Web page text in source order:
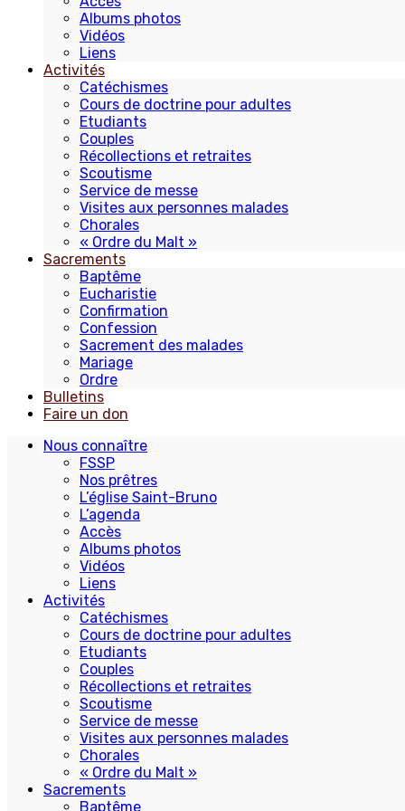
Albums photos
Vidéos
Liens
Activités
Catéchismes
Cours de doctrine pour adultes
Etudiants
Couples
Récollections et retraites
Scoutisme
Service de messe
Visites aux personnes malades
Chorales
« Ordre du Malt »
Sacrements
Baptême
Eucharistie
Confirmation
Confession
Sacrement des malades
Mariage
Ordre
Bulletins
Faire un don
Nous connaître
FSSP
Nos prêtres
L’église Saint-Bruno
L’agenda
Accès
Albums photos
Vidéos
Liens
Activités
Catéchismes
Cours de doctrine pour adultes
Etudiants
Couples
Récollections et retraites
Scoutisme
Service de messe
Visites aux personnes malades
Chorales
« Ordre du Malt »
Sacrements
Baptême